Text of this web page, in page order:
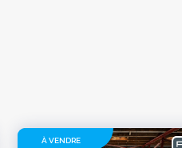
À VENDRE